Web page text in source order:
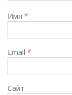
Имя *
Email *
Сайт